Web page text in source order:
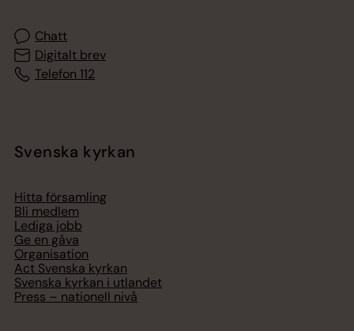
Chatt
Digitalt brev
Telefon 112
Svenska kyrkan
Hitta församling
Bli medlem
Lediga jobb
Ge en gåva
Organisation
Act Svenska kyrkan
Svenska kyrkan i utlandet
Press – nationell nivå